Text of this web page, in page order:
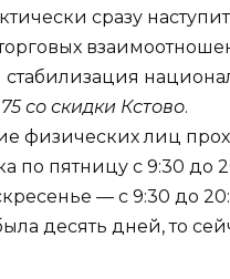
сразу наступит
стабилизация
со скидки Кстово.
физических лиц
по пятницу с 9:30 до
— с 9:30 до
десять дней, то